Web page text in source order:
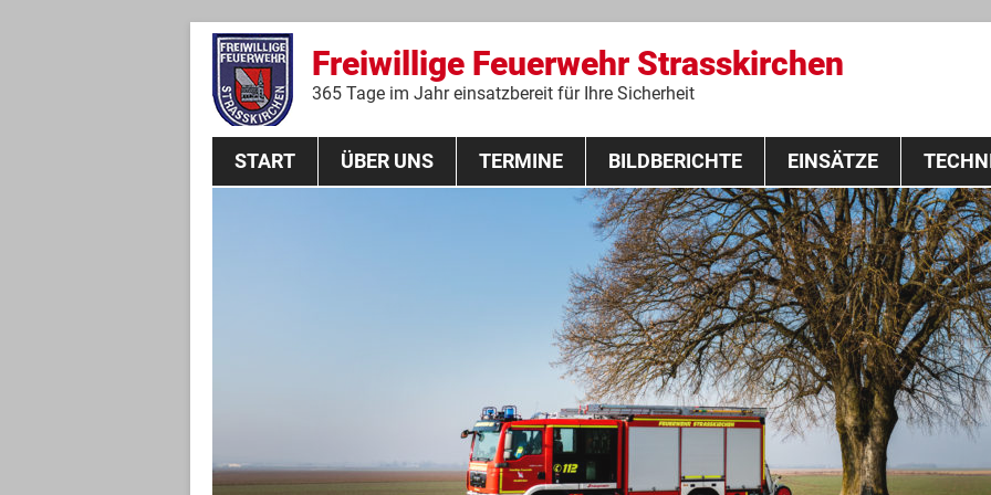
Freiwillige Feuerwehr Strasskirchen
365 Tage im Jahr einsatzbereit für Ihre Sicherheit
Zum
springen
START ÜBER UNS TERMINE
THL Lehrgang 2020
BILDBERICHTE EINSÄTZE
Fahrzeuge
Ausrüstung